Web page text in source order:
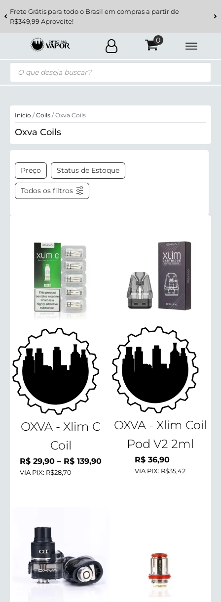
Frete Grátis para todo o Brasil em compras a partir de
R$349,99 Aproveite!
Pesquisar
produtos
Início /Coils / Oxva Coils
Oxva Coils
Preço Status de Estoque
Todos os filtros
OXVA - Xlim C
Coil
R$ 29,90 – R$ 139,90Faixa
VIA PIX: R$28,70
OXVA - Xlim Coil
Pod V2 2ml
R$ 36,90
VIA PIX: R$35,42